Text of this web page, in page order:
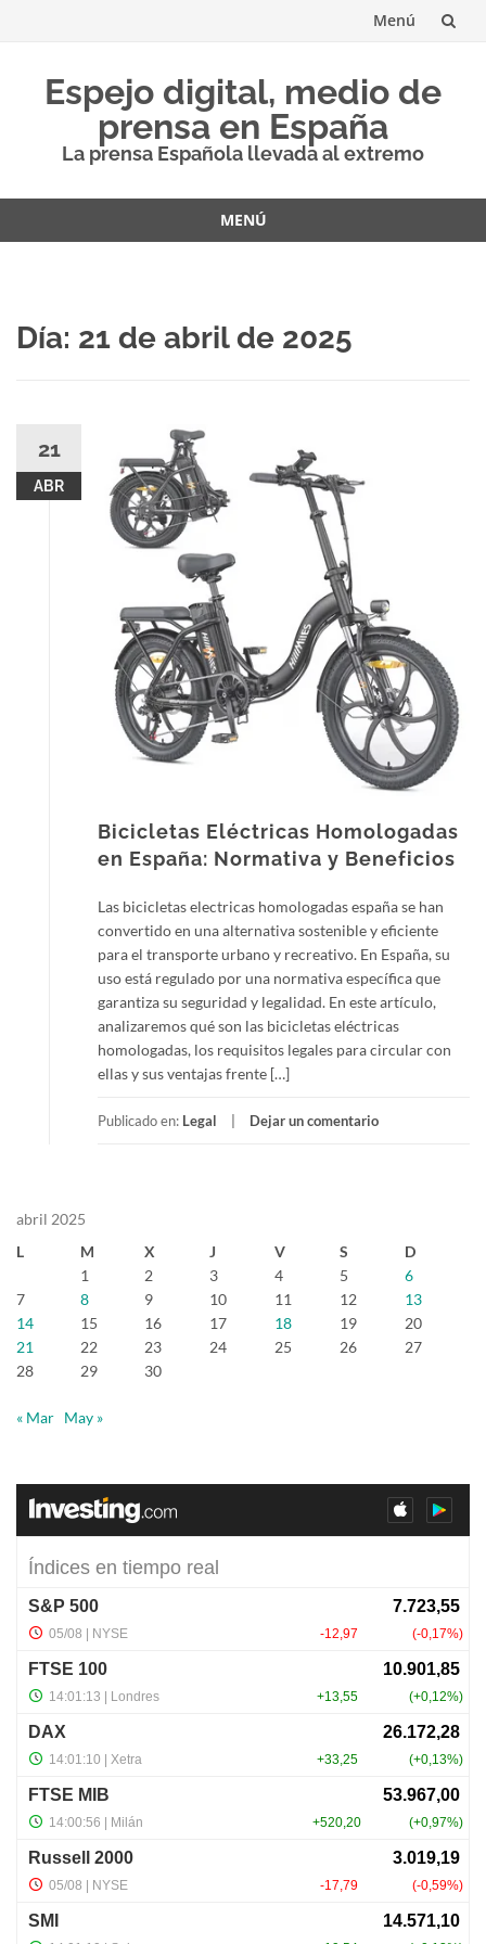
Menú
contenido
Espejo digital, medio de
prensa en España
La prensa Española llevada al extremo
MENÚ
Día: 21 de abril de 2025
21
ABR
Bicicletas Eléctricas Homologadas
en España: Normativa y Beneficios
Las bicicletas electricas homologadas españa se han
convertido en una alternativa sostenible y eficiente
para el transporte urbano y recreativo. En España, su
uso está regulado por una normativa específica que
garantiza su seguridad y legalidad. En este artículo,
analizaremos qué son las bicicletas eléctricas
homologadas, los requisitos legales para circular con
ellas y sus ventajas frente […]
Publicado en: Legal Dejar un comentario
abril 2025
L
M X J V S
D
1
2 3 4 5
6
7
8 9 10 11 12
13
14
15 16 17 18 19
20
21
22 23 24 25 26
27
28
29 30
« Mar May »